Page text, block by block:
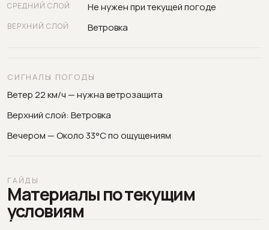
СРЕДНИЙ СЛОЙ Не нужен при текущей погоде
ВЕРХНИЙ СЛОЙ Ветровка
СИГНАЛЫ ПОГОДЫ
Ветер 22 км/ч — нужна ветрозащита
Верхний слой: Ветровка
Вечером — Около 33°C по ощущениям
ГАЙДЫ
Материалы по текущим
условиям